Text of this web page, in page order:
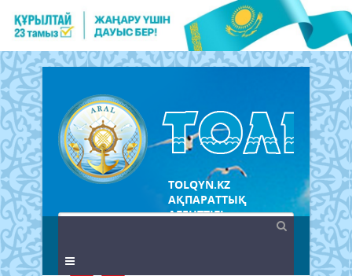
TOLQYN.KZ
АҚПАРАТТЫҚ
АГЕНТТІГІ